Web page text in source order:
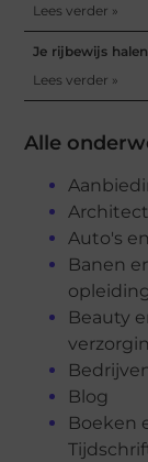
Alle
Auto's
Banen
Beauty
Blog
Boeken
Lees verder »
Je rijbewijs
Lees verder »